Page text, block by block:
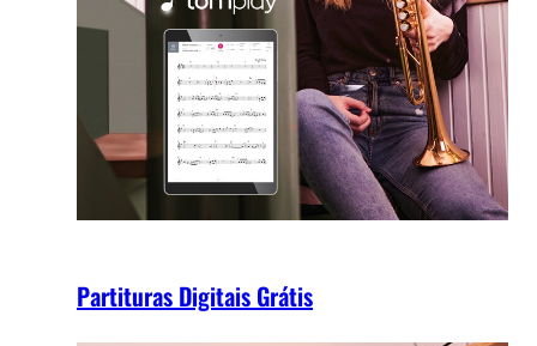
Partituras Digitais Grátis